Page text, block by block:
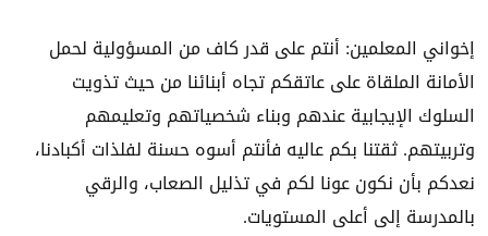
إخواني المعلمين: أنتم على قدر كاف من المسؤولية لحمل
الأمانة الملقاة على عاتقكم تجاه أبنائنا من حيث تذويت
السلوك الإيجابية عندهم وبناء شخصياتهم وتعليمهم
وتربيتهم. ثقتنا بكم عاليه فأنتم أسوه حسنة لفلذات أكبادنا،
نعدكم بأن نكون عونا لكم في تذليل الصعاب، والرقي
بالمدرسة إلى أعلى المستويات.